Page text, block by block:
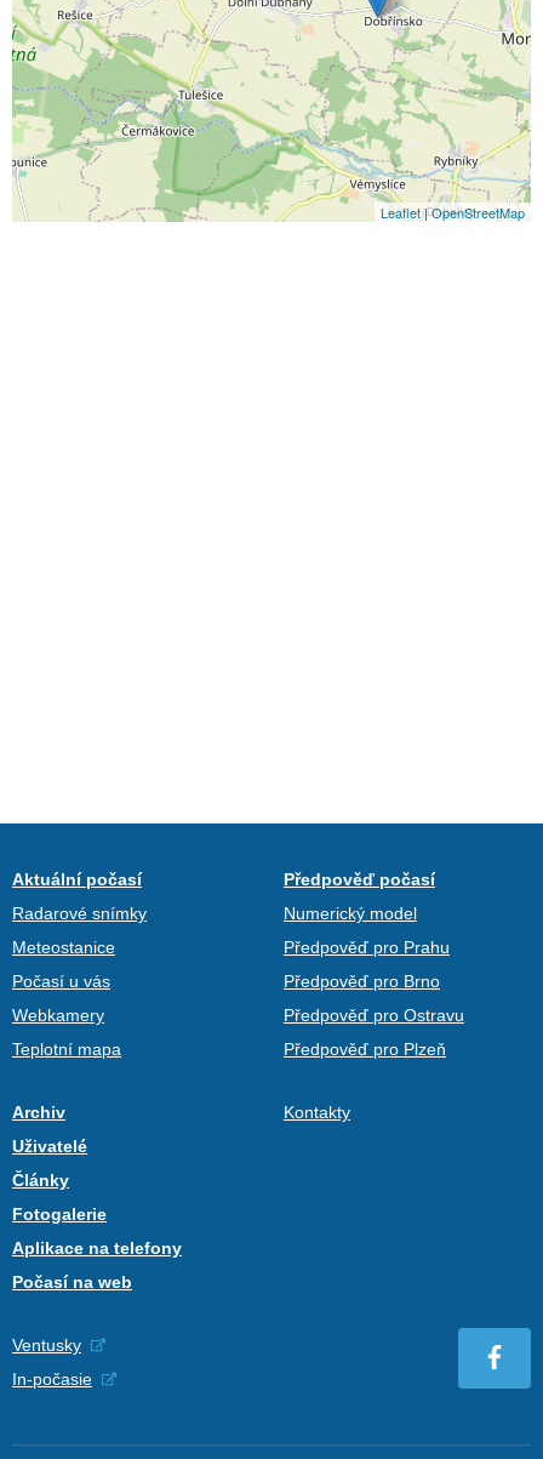
Leaflet|OpenStreetMap
Aktuální počasí
Radarové snímky
Meteostanice
Počasí u vás
Webkamery
Teplotní mapa
Předpověď počasí
Numerický model
Předpověď pro Prahu
Předpověď pro Brno
Předpověď pro Ostravu
Předpověď pro Plzeň
Archiv
Uživatelé
Články
Fotogalerie
Aplikace na telefony
Počasí na web
Kontakty
Ventusky
In-počasie